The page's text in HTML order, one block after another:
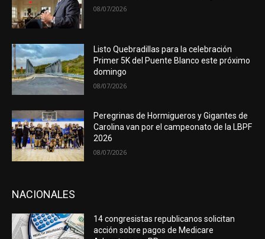
08/07/2026
Listo Quebradillas para la celebración
Primer 5K del Puente Blanco este próximo
domingo
08/07/2026
Peregrinas de Hormigueros y Gigantes de
Carolina van por el campeonato de la LBPF
2026
08/07/2026
NACIONALES
14 congresistas republicanos solicitan
acción sobre pagos de Medicare